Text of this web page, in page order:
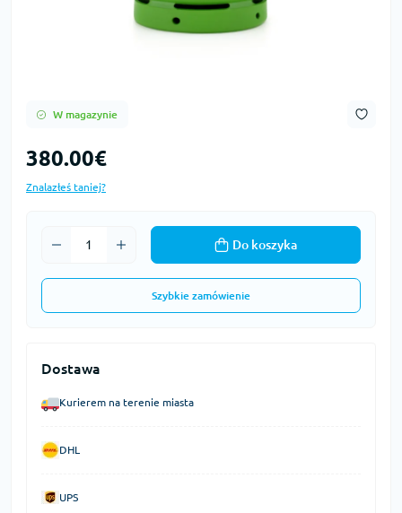
W magazynie
380.00€
Znalazłeś taniej?
Do koszyka
Szybkie zamówienie
Dostawa
Kurierem na terenie miasta
DHL
UPS